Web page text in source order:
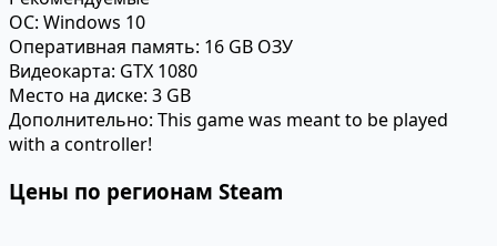
ОС: Windows 10
Оперативная память: 16 GB ОЗУ
Видеокарта: GTX 1080
Место на диске: 3 GB
Дополнительно: This game was meant to be played
with a controller!
Цены по регионам Steam